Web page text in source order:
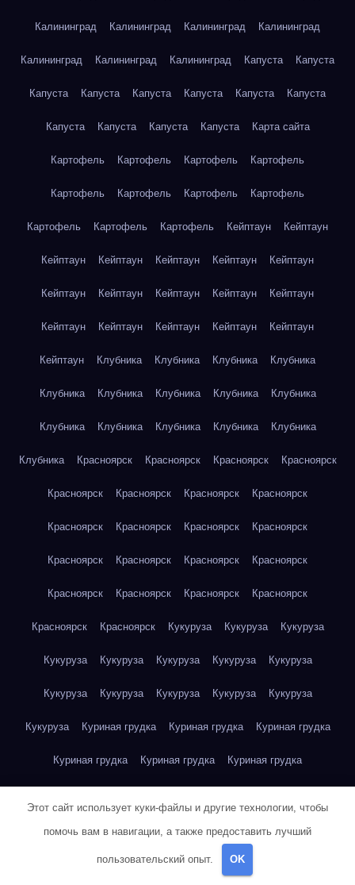
Калининград Калининград Калининград Калининград
Калининград Калининград Калининград Капуста Капуста
Капуста Капуста Капуста Капуста Капуста Капуста
Капуста Капуста Капуста Капуста Карта сайта
Картофель Картофель Картофель Картофель
Картофель Картофель Картофель Картофель
Картофель Картофель Картофель Кейптаун Кейптаун
Кейптаун Кейптаун Кейптаун Кейптаун Кейптаун
Кейптаун Кейптаун Кейптаун Кейптаун Кейптаун
Кейптаун Кейптаун Кейптаун Кейптаун Кейптаун
Кейптаун Клубника Клубника Клубника Клубника
Клубника Клубника Клубника Клубника Клубника
Клубника Клубника Клубника Клубника Клубника
Клубника Красноярск Красноярск Красноярск Красноярск
Красноярск Красноярск Красноярск Красноярск
Красноярск Красноярск Красноярск Красноярск
Красноярск Красноярск Красноярск Красноярск
Красноярск Красноярск Красноярск Красноярск
Красноярск Красноярск Кукуруза Кукуруза Кукуруза
Кукуруза Кукуруза Кукуруза Кукуруза Кукуруза
Кукуруза Кукуруза Кукуруза Кукуруза Кукуруза
Кукуруза Куриная грудка Куриная грудка Куриная грудка
Куриная грудка Куриная грудка Куриная грудка
Куриная грудка Куриная грудка Куриная грудка
Куриная грудка Куриная грудка Куриная грудка
Этот сайт использует куки-файлы и другие технологии, чтобы
помочь вам в навигации, а также предоставить лучший
пользовательский опыт. OK